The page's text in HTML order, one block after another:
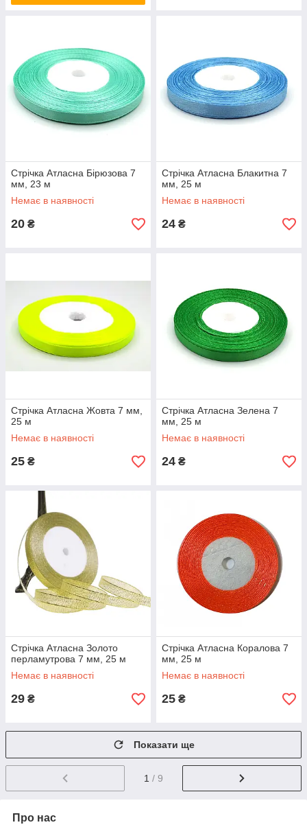
Стрічка Атласна Бірюзова 7
мм, 23 м
Немає в наявності
20 ₴
Стрічка Атласна Блакитна 7
мм, 25 м
Немає в наявності
24 ₴
Стрічка Атласна Жовта 7 мм,
25 м
Немає в наявності
25 ₴
Стрічка Атласна Зелена 7
мм, 25 м
Немає в наявності
24 ₴
Стрічка Атласна Золото
перламутрова 7 мм, 25 м
Немає в наявності
29 ₴
Стрічка Атласна Коралова 7
мм, 25 м
Немає в наявності
25 ₴
Показати ще
1 / 9
Про нас